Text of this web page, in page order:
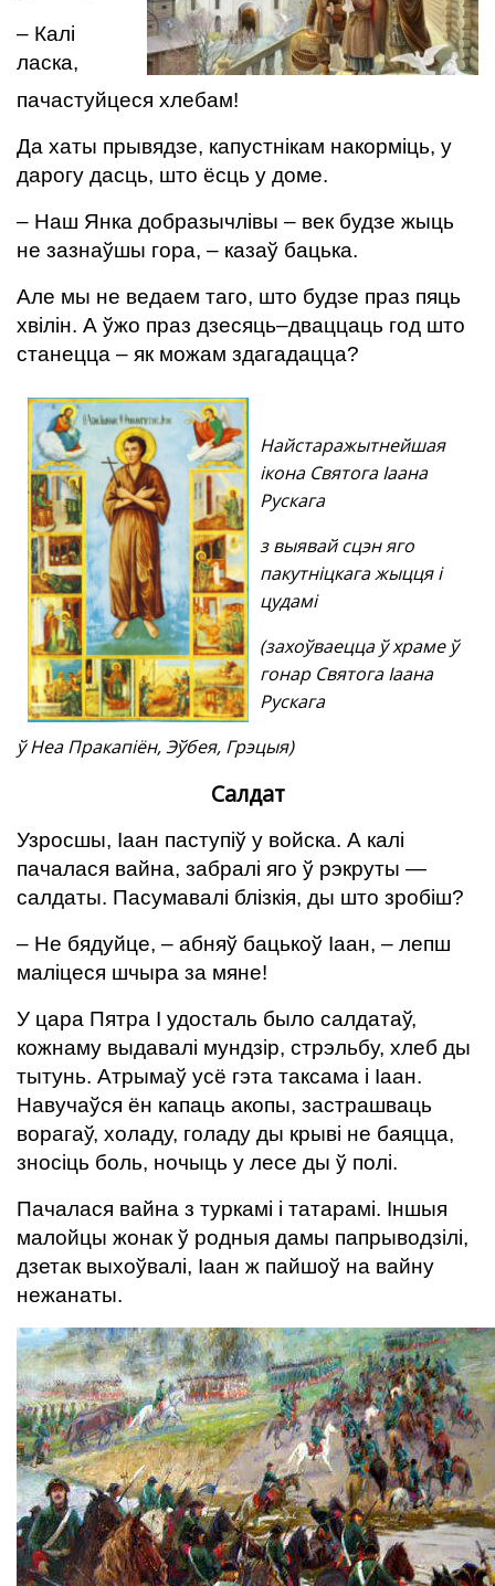
– Калі
ласка,
пачастуйцеся хлебам!
Да хаты прывядзе, капустнікам накорміць, у
дарогу дасць, што ёсць у доме.
– Наш Янка добразычлівы – век будзе жыць
не зазнаўшы гора, – казаў бацька.
Але мы не ведаем таго, што будзе праз пяць
хвілін. А ўжо праз дзесяць–дваццаць год што
станецца – як можам здагадацца?
Найстаражытнейшая
ікона Святога Іаана
Рускага
з выявай сцэн яго
пакутніцкага жыцця і
цудамі
(захоўваецца ў храме ў
гонар Святога Іаана
Рускага
ў Неа Пракапіён, Эўбея, Грэцыя)
Салдат
Узросшы, Іаан паступіў у войска. А калі
пачалася вайна, забралі яго ў рэкруты —
салдаты. Пасумавалі блізкія, ды што зробіш?
– Не бядуйце, – абняў бацькоў Іаан, – лепш
маліцеся шчыра за мяне!
У цара Пятра І удосталь было салдатаў,
кожнаму выдавалі мундзір, стрэльбу, хлеб ды
тытунь. Атрымаў усё гэта таксама і Іаан.
Навучаўся ён капаць акопы, застрашваць
ворагаў, холаду, голаду ды крыві не баяцца,
зносіць боль, ночыць у лесе ды ў полі.
Пачалася вайна з туркамі і татарамі. Іншыя
малойцы жонак ў родныя дамы папрыводзілі,
дзетак выхоўвалі, Іаан ж пайшоў на вайну
нежанаты.